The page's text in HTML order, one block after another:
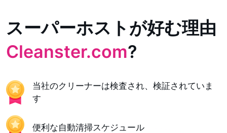
スーパーホストが好む理由
Cleanster.com?
当社のクリーナーは検査され、検証されていま
す
便利な自動清掃スケジュール